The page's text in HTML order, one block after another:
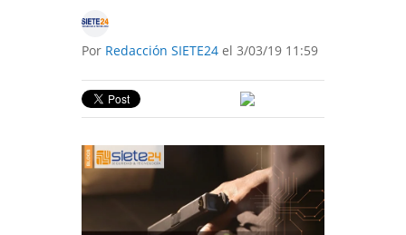
Por Redacción SIETE24 el 3/03/19 11:59